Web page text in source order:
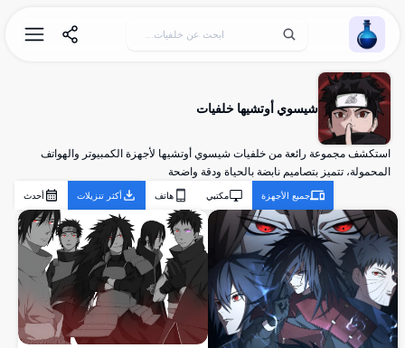
Wallpaper Alchemy
شيسوي أوتشيها خلفيات
استكشف مجموعة رائعة من خلفيات شيسوي أوتشيها لأجهزة الكمبيوتر والهواتف
المحمولة، تتميز بتصاميم نابضة بالحياة ودقة واضحة
جميع الأجهزة مكتبي هاتف أكثر تنزيلات أحدث